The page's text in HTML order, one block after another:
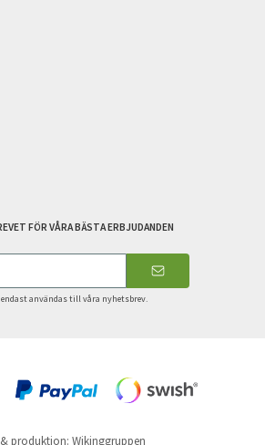
FÖR VÅRA BÄSTA ERBJUDANDEN
användas till våra nyhetsbrev.
produktion: Wikinggruppen